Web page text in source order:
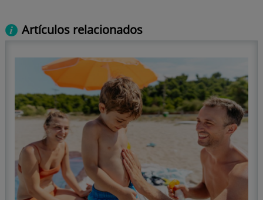
Artículos relacionados